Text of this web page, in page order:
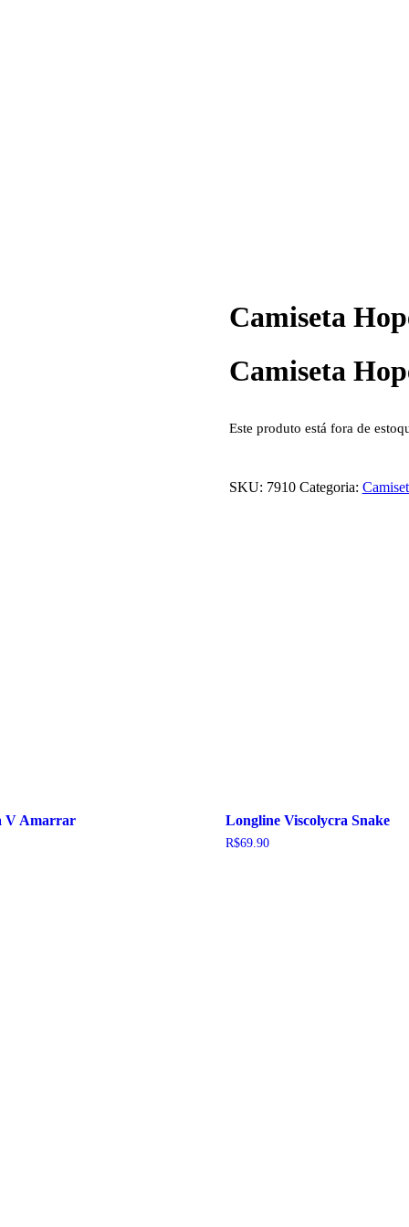
Camiseta
Camiseta
Este produto está fora de
SKU: 7910 Categoria:
V Amarrar Longline Viscolycra Snake
R$69.90